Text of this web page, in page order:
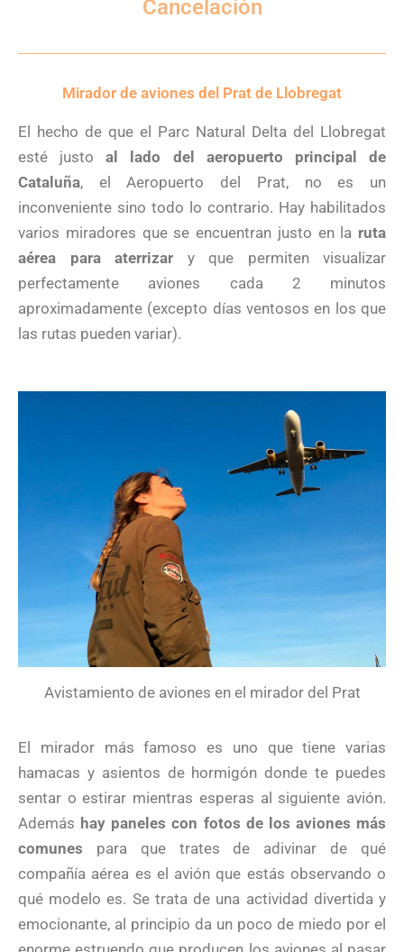
Cancelación
Mirador de aviones del Prat de Llobregat
El hecho de que el Parc Natural Delta del Llobregat
esté justoal lado del aeropuerto principal de
Cataluña, el Aeropuerto del Prat, no es un
inconveniente sino todo lo contrario. Hay habilitados
varios miradores que se encuentran justo en la ruta
aérea para aterrizar y que permiten visualizar
perfectamente aviones cada 2 minutos
aproximadamente (excepto días ventosos en los que
las rutas pueden variar).
Avistamiento de aviones en el mirador del Prat
El mirador más famoso es uno que tiene varias
hamacas y asientos de hormigón donde te puedes
sentar o estirar mientras esperas al siguiente avión.
Además hay paneles con fotos de los aviones más
comunes para que trates de adivinar de qué
compañía aérea es el avión que estás observando o
qué modelo es. Se trata de una actividad divertida y
emocionante, al principio da un poco de miedo por el